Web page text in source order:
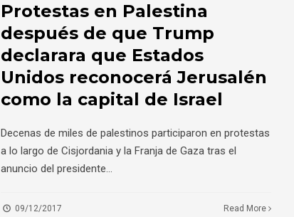
Protestas en Palestina
después de que Trump
declarara que Estados
Unidos reconocerá Jerusalén
como la capital de Israel
Decenas de miles de palestinos participaron en protestas
a lo largo de Cisjordania y la Franja de Gaza tras el
anuncio del presidente...
09/12/2017 Read More